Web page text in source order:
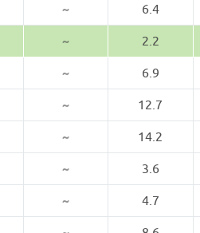
~ 6.4
~ 2.2
~ 6.9
~ 12.7
~ 14.2
~ 3.6
~ 4.7